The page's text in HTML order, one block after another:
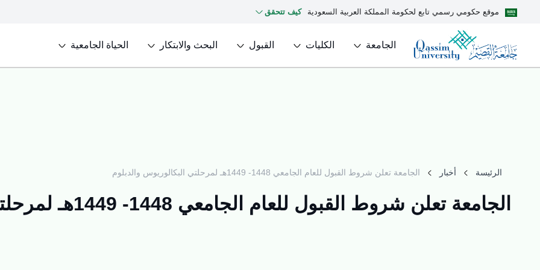
موقع حكومي رسمي تابع لحكومة المملكة العربية السعودية كيف تتحقق
الجامعة الكليات القبول البحث والابتكار الحياة الجامعية
الرئيسة أخبار الجامعة تعلن شروط القبول للعام الجامعي 1448- 1449هـ لمرحلتي البكالوريوس والدبلوم
الجامعة تعلن شروط القبول للعام الجامعي 1448- 1449هـ لمرحلتي البكالوريوس والدبلوم